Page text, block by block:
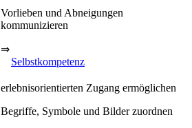
Vorlieben und Abneigungen
kommunizieren
⇒
Selbstkompetenz
erlebnisorientierten Zugang ermöglichen
Begriffe, Symbole und Bilder zuordnen